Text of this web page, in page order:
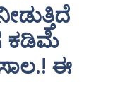
ಕಡಿಮೆ
ಈ